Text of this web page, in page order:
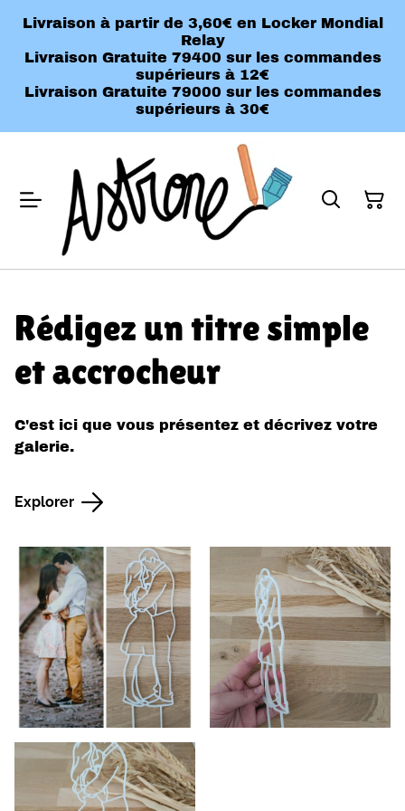
Livraison à partir de 3,60€ en Locker Mondial
Relay
Livraison Gratuite 79400 sur les commandes
supérieurs à 12€
Livraison Gratuite 79000 sur les commandes
supérieurs à 30€
Rédigez un titre simple
et accrocheur
C'est ici que vous présentez et décrivez votre
galerie.
Explorer